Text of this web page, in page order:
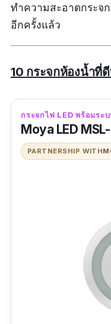
ทำความสะอาดกระจ
อีกครั้งแล้ว
10 กระจกห้องน้ำที่
กระจกไฟ LED พร้อมระ
Moya LED
PARTNERSHIP WITH